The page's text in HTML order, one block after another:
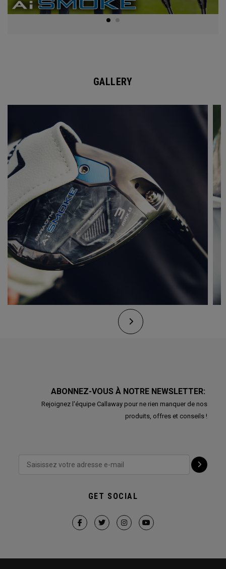
GALLERY
ABONNEZ-VOUS À NOTRE NEWSLETTER:
Rejoignez l'équipe Callaway pour ne rien manquer de nos
produits, offres et conseils !
GET SOCIAL